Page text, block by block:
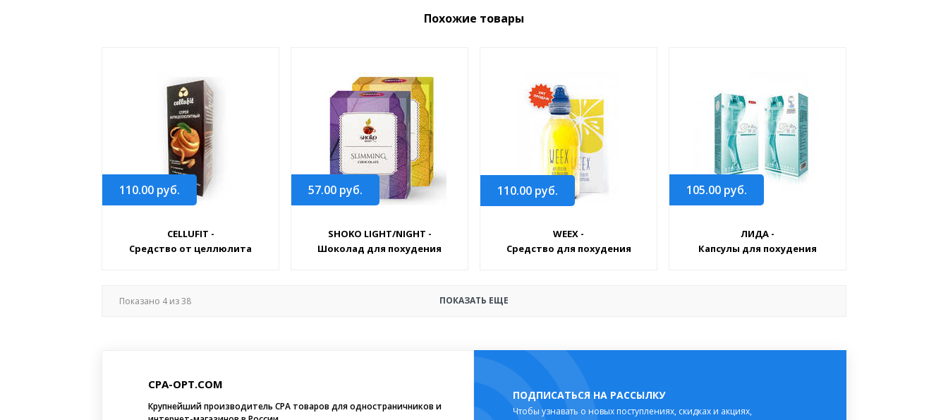
Похожие товары
110.00 руб.
CELLUFIT -
Средство от целлюлита
57.00 руб.
SHOKO LIGHT/NIGHT -
Шоколад для похудения
110.00 руб.
WEEX -
Средство для похудения
105.00 руб.
ЛИДА -
Капсулы для похудения
Показано 4из38 ПОКАЗАТЬ ЕЩЕ
CPA-OPT.COM
Крупнейший производитель CPA товаров для одностраничников и
ПОДПИСАТЬСЯ НА РАССЫЛКУ
Чтобы узнавать о новых поступлениях, скидках и акциях,